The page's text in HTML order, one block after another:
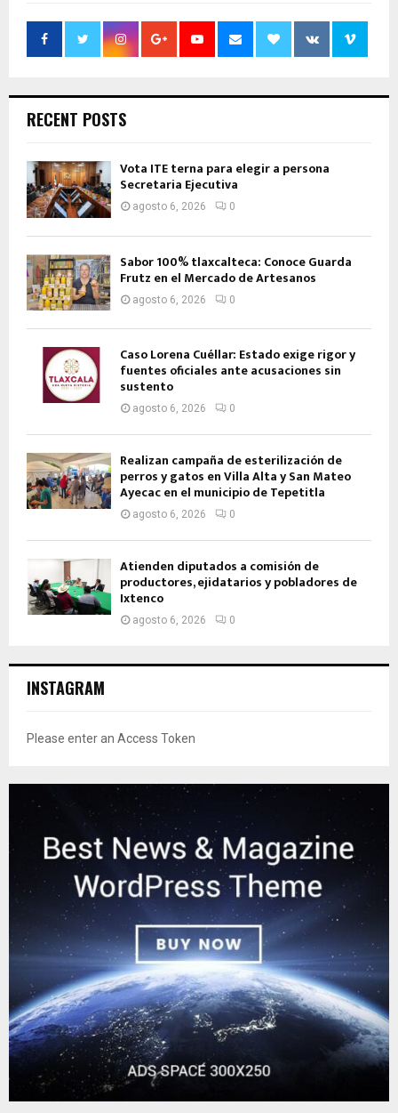
RECENT POSTS
Vota ITE terna para elegir a persona
Secretaria Ejecutiva
agosto 6, 2026 0
Sabor 100% tlaxcalteca: Conoce Guarda
Frutz en el Mercado de Artesanos
agosto 6, 2026 0
Caso Lorena Cuéllar: Estado exige rigor y
fuentes oficiales ante acusaciones sin
sustento
agosto 6, 2026 0
Realizan campaña de esterilización de
perros y gatos en Villa Alta y San Mateo
Ayecac en el municipio de Tepetitla
agosto 6, 2026 0
Atienden diputados a comisión de
productores, ejidatarios y pobladores de
Ixtenco
agosto 6, 2026 0
INSTAGRAM
Please enter an Access Token